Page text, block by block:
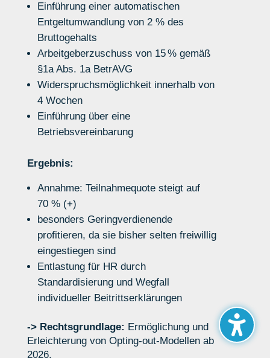
Einführung einer automatischen
Entgeltumwandlung von 2 % des
Bruttogehalts
Arbeitgeberzuschuss von 15 % gemäß
§1a Abs. 1a BetrAVG
Widerspruchsmöglichkeit innerhalb von
4 Wochen
Einführung über eine
Betriebsvereinbarung
Ergebnis:
Annahme: Teilnahmequote steigt auf
70 % (+)
besonders Geringverdienende
profitieren, da sie bisher selten freiwillig
eingestiegen sind
Entlastung für HR durch
Standardisierung und Wegfall
individueller Beitrittserklärungen
-> Rechtsgrundlage: Ermöglichung und
Erleichterung von Opting-out-Modellen ab
2026.